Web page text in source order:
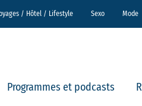
/ Hôtel / Lifestyle Sexo Mode
Programmes et podcasts